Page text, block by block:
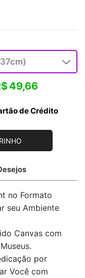
49,66
de Crédito
no Formato
seu Ambiente
Canvas com
por
Você com